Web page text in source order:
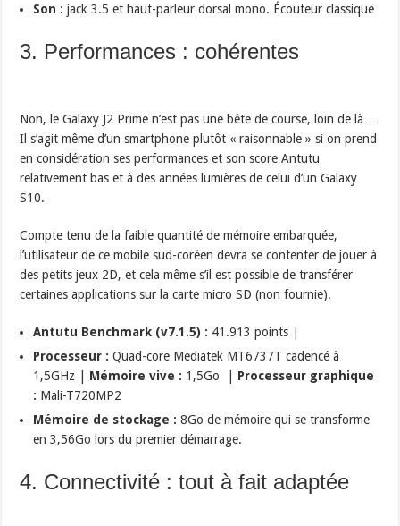
Son : jack 3.5 et haut-parleur dorsal mono. Écouteur classique
3. Performances : cohérentes
Non, le Galaxy J2 Prime n’est pas une bête de course, loin de là…
Il s’agit même d’un smartphone plutôt « raisonnable » si on prend
en considération ses performances et son score Antutu
relativement bas et à des années lumières de celui d’un Galaxy
S10.
Compte tenu de la faible quantité de mémoire embarquée,
l’utilisateur de ce mobile sud-coréen devra se contenter de jouer à
des petits jeux 2D, et cela même s’il est possible de transférer
certaines applications sur la carte micro SD (non fournie).
Antutu Benchmark (v7.1.5) : 41.913 points |
Processeur : Quad-core Mediatek MT6737T cadencé à
1,5GHz | Mémoire vive : 1,5Go | Processeur graphique
: Mali-T720MP2
Mémoire de stockage : 8Go de mémoire qui se transforme
en 3,56Go lors du premier démarrage.
4. Connectivité : tout à fait adaptée